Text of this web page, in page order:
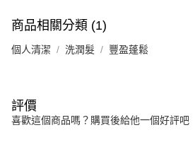
商品相關分類 (1)
個人清潔 洗潤髮 豐盈蓬鬆
評價
喜歡這個商品嗎？購買後給他一個好評吧